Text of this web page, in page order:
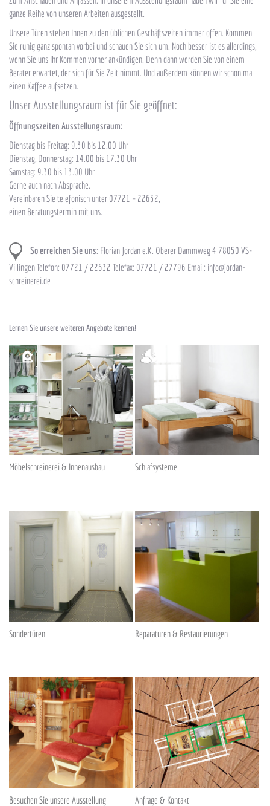
ganze Reihe von unseren Arbeiten ausgestellt.
Unsere Türen stehen Ihnen zu den üblichen Geschäftszeiten immer offen. Kommen
Sie ruhig ganz spontan vorbei und schauen Sie sich um. Noch besser ist es allerdings,
wenn Sie uns Ihr Kommen vorher ankündigen. Denn dann werden Sie von einem
Berater erwartet, der sich für Sie Zeit nimmt. Und außerdem können wir schon mal
einen Kaffee aufsetzen.
Unser Ausstellungsraum ist für Sie geöffnet:
Öffnungszeiten Ausstellungsraum:
Dienstag bis Freitag: 9.30 bis 12.00 Uhr
Dienstag, Donnerstag: 14.00 bis 17.30 Uhr
Samstag: 9.30 bis 13.00 Uhr
Gerne auch nach Absprache.
Vereinbaren Sie telefonisch unter 07721 – 22632,
einen Beratungstermin mit uns.
So erreichen Sie uns: Florian Jordan e.K. Oberer Dammweg 4 78050 VS-
Villingen Telefon: 07721 / 22632 Telefax: 07721 / 27796 Email: info@jordan-
schreinerei.de
Lernen Sie unsere weiteren Angebote kennen!
Möbelschreinerei & Innenausbau Schlafsysteme
Sondertüren Reparaturen & Restaurierungen
Besuchen Sie unsere Ausstellung Anfrage & Kontakt